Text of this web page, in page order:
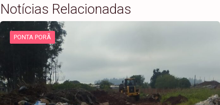
Notícias Relacionadas
PONTA PORÃ